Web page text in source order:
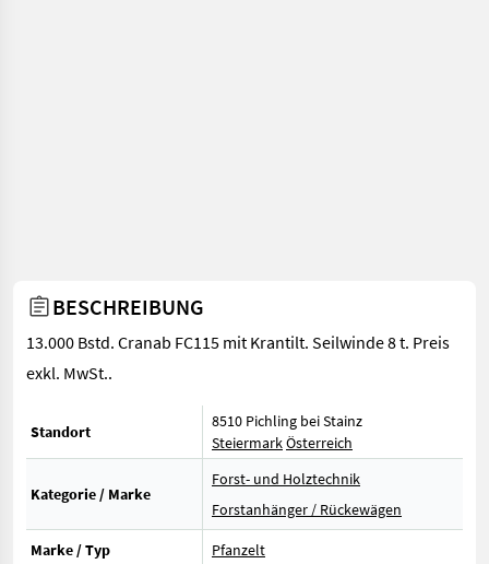
BESCHREIBUNG
13.000 Bstd. Cranab FC115 mit Krantilt. Seilwinde 8 t. Preis
exkl. MwSt..
Standort
8510 Pichling bei Stainz
SteiermarkÖsterreich
Kategorie / Marke
Forst- und Holztechnik
Forstanhänger / Rückewägen
Marke / Typ
Pfanzelt